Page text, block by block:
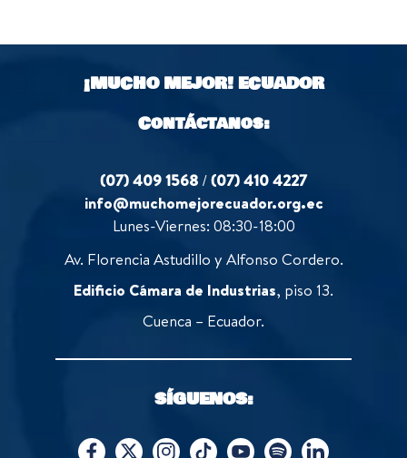
5
t
¡MUCHO MEJOR!ECUADOR
Contáctanos:
(07) 409 1568 /(07) 410 4227
info@muchomejorecuador.org.ec
Lunes-Viernes: 08:30-18:00
Av. Florencia Astudillo y Alfonso Cordero.
Edificio Cámara de Industrias, piso 13.
Cuenca – Ecuador.
SÍGUENOS: